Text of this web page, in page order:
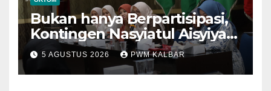
Bukan hanya Berpartisipasi,
Kontingen Nasyiatul Aisyiyah
Kalbar Perjuangkan Program
di Muktamar XV
5 AGUSTUS 2026 PWM KALBAR